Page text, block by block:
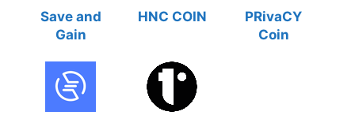
Save and
Gain
HNC COIN
PRivaCY
Coin